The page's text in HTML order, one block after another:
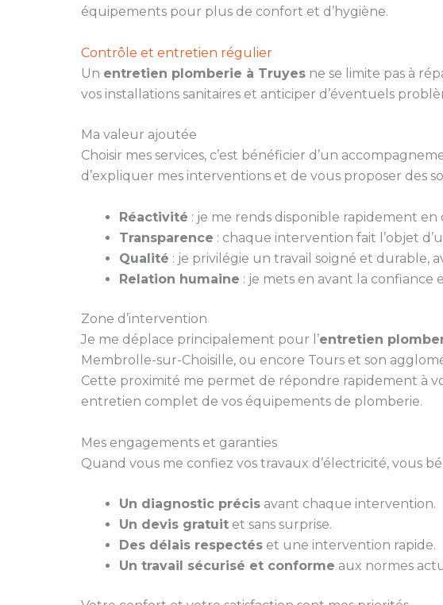
équipements pour plus de confort et d’hygiène.
Contrôle et entretien régulier
Un entretien plomberie à Truyes ne se limite pas à
vos installations sanitaires et anticiper d’éventuels
Ma valeur ajoutée
Choisir mes services, c’est bénéficier d’un
d’expliquer mes interventions et de vous proposer des
Réactivité : je me rends disponible rapidement en
Transparence : chaque intervention fait l’objet
Qualité : je privilégie un travail soigné et durable,
Relation humaine : je mets en avant la confiance
Zone d’intervention
Je me déplace principalement pour l’entretien
Membrolle-sur-Choisille, ou encore Tours et son
Cette proximité me permet de répondre rapidement à
entretien complet de vos équipements de plomberie.
Mes engagements et garanties
Quand vous me confiez vos travaux d’électricité, vous
Un diagnostic précis avant chaque intervention.
Un devis gratuit et sans surprise.
Des délais respectés et une intervention rapide.
Un travail sécurisé et conforme aux normes